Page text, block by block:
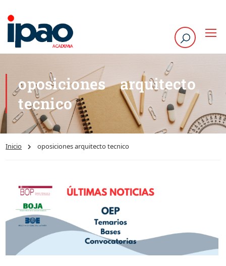
oposiciones arquitecto
tecnico
Inicio oposiciones arquitecto tecnico